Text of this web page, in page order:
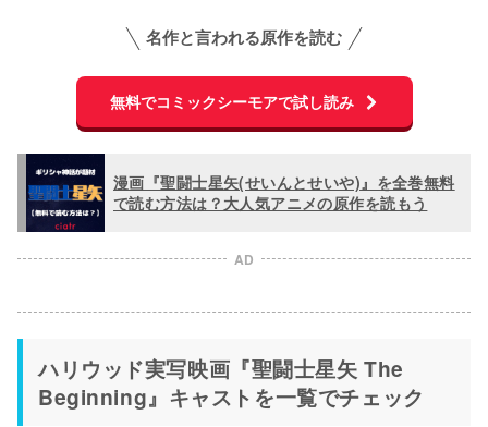
名作と言われる原作を読む
無料でコミックシーモアで試し読み
漫画『聖闘士星矢(せいんとせいや)』を全巻無料
で読む方法は？大人気アニメの原作を読もう
AD
ハリウッド実写映画『聖闘士星矢 The
Beginning』キャストを一覧でチェック